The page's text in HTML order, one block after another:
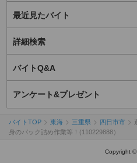
最近見たバイト
詳細検索
バイトQ&A
アンケート&プレゼント
バイトTOP 東海 三重県 四日市市
身のパック詰め作業等！(110229888）
Copyright ©